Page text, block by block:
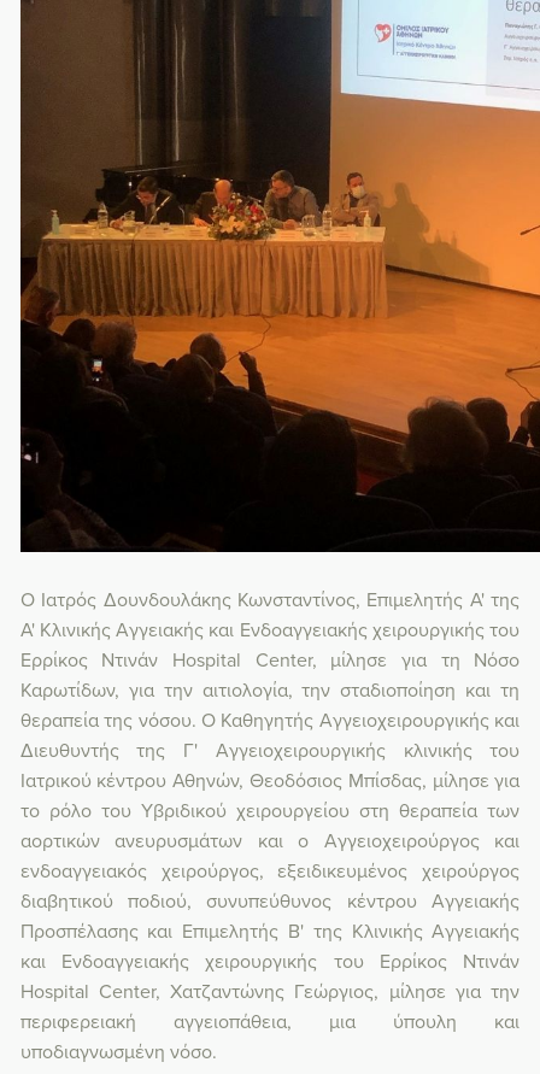
Ο Ιατρός Δουνδουλάκης Κωνσταντίνος, Επιμελητής Α' της
Α' Κλινικής Αγγειακής και Ενδοαγγειακής χειρουργικής του
Ερρίκος Ντινάν Hospital Center, μίλησε για τη Νόσο
Καρωτίδων, για την αιτιολογία, την σταδιοποίηση και τη
θεραπεία της νόσου. Ο Καθηγητής Αγγειοχειρουργικής και
Διευθυντής της Γ' Αγγειοχειρουργικής κλινικής του
Ιατρικού κέντρου Αθηνών, Θεοδόσιος Μπίσδας, μίλησε για
το ρόλο του Υβριδικού χειρουργείου στη θεραπεία των
αορτικών ανευρυσμάτων και ο Αγγειοχειρούργος και
ενδοαγγειακός χειρούργος, εξειδικευμένος χειρούργος
διαβητικού ποδιού, συνυπεύθυνος κέντρου Αγγειακής
Προσπέλασης και Επιμελητής Β' της Κλινικής Αγγειακής
και Ενδοαγγειακής χειρουργικής του Ερρίκος Ντινάν
Hospital Center, Χατζαντώνης Γεώργιος, μίλησε για την
περιφερειακή αγγειοπάθεια, μια ύπουλη και
υποδιαγνωσμένη νόσο.